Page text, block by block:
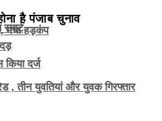
मचा हड़कंप
दर्ज
, तीन युवतियां और युवक गिरफ्तार
है पंजाब चुनाव